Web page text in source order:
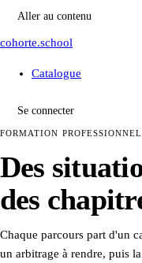
Aller au contenu
cohorte.school
Catalogue
Se connecter
FORMATION
Des
des
Chaque parcours part d'un
un arbitrage à rendre, puis